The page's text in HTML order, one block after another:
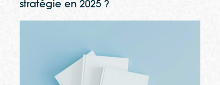
stratégie en 2025 ?